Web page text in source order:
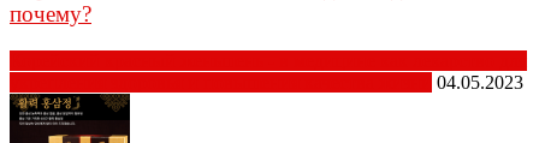
почему?
04.05.2023